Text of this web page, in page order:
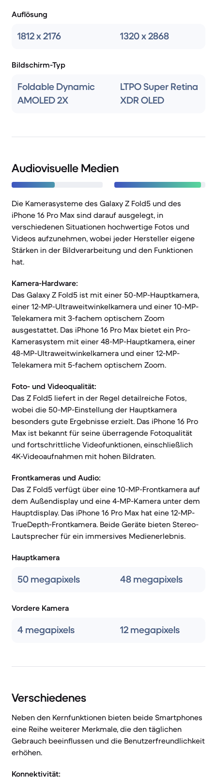
Auflösung
1812 x 2176 1320 x 2868
Bildschirm-Typ
Foldable Dynamic
AMOLED 2X
LTPO Super Retina
XDR OLED
Audiovisuelle Medien
Die Kamerasysteme des Galaxy Z Fold5 und des
iPhone 16 Pro Max sind darauf ausgelegt, in
verschiedenen Situationen hochwertige Fotos und
Videos aufzunehmen, wobei jeder Hersteller eigene
Stärken in der Bildverarbeitung und den Funktionen
hat.
Kamera-Hardware:
Das Galaxy Z Fold5 ist mit einer 50-MP-Hauptkamera,
einer 12-MP-Ultraweitwinkelkamera und einer 10-MP-
Telekamera mit 3-fachem optischem Zoom
ausgestattet. Das iPhone 16 Pro Max bietet ein Pro-
Kamerasystem mit einer 48-MP-Hauptkamera, einer
48-MP-Ultraweitwinkelkamera und einer 12-MP-
Telekamera mit 5-fachem optischem Zoom.
Foto- und Videoqualität:
Das Z Fold5 liefert in der Regel detailreiche Fotos,
wobei die 50-MP-Einstellung der Hauptkamera
besonders gute Ergebnisse erzielt. Das iPhone 16 Pro
Max ist bekannt für seine überragende Fotoqualität
und fortschrittliche Videofunktionen, einschließlich
4K-Videoaufnahmen mit hohen Bildraten.
Frontkameras und Audio:
Das Z Fold5 verfügt über eine 10-MP-Frontkamera auf
dem Außendisplay und eine 4-MP-Kamera unter dem
Hauptdisplay. Das iPhone 16 Pro Max hat eine 12-MP-
TrueDepth-Frontkamera. Beide Geräte bieten Stereo-
Lautsprecher für ein immersives Medienerlebnis.
Hauptkamera
50 megapixels 48 megapixels
Vordere Kamera
4 megapixels 12 megapixels
Verschiedenes
Neben den Kernfunktionen bieten beide Smartphones
eine Reihe weiterer Merkmale, die den täglichen
Gebrauch beeinflussen und die Benutzerfreundlichkeit
erhöhen.
Konnektivität: